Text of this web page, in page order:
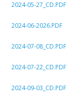
2024-05-27_CD.PDF
2024-06-2026.PDF
2024-07-08_CD.PDF
2024-07-22_CD.PDF
2024-09-03_CD.PDF